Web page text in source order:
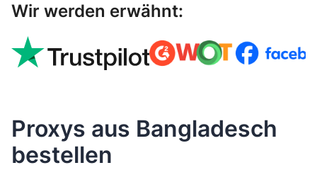
Wir werden erwähnt:
Proxys aus Bangladesch
bestellen